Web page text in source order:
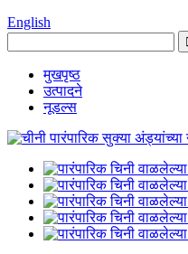
English
मुखपृष्ठ
उत्पादने
नूडल्स